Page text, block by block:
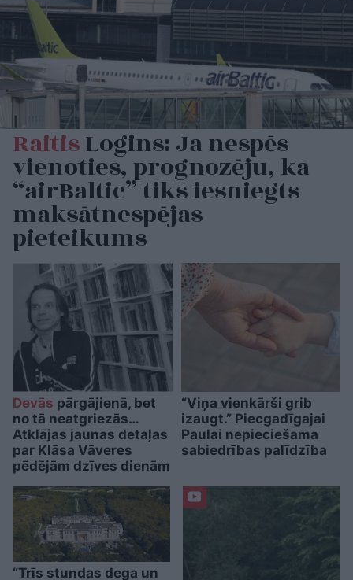
RaitisLogins: Ja nespēs
vienoties, prognozēju, ka
“airBaltic” tiks iesniegts
maksātnespējas
pieteikums
Devās pārgājienā, bet
no tā neatgriezās…
Atklājas jaunas detaļas
par Klāsa Vāveres
pēdējām dzīves dienām
“Viņa vienkārši grib
izaugt.” Piecgadīgajai
Paulai nepieciešama
sabiedrības palīdzība
“Trīs stundas dega un